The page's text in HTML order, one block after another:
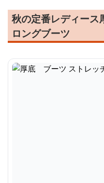
秋の定番レディース
ロングブーツ